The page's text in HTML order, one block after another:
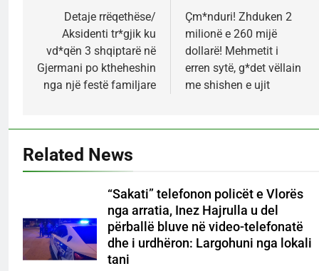
navigation
Detaje rrëqethëse/
Aksidenti tr*gjik ku
vd*qën 3 shqiptarë në
Gjermani po ktheheshin
nga një festë familjare
Çm*nduri! Zhduken 2
milionë e 260 mijë
dollarë! Mehmetit i
erren sytë, g*det vëllain
me shishen e ujit
Related News
“Sakati” telefonon policët e Vlorës
nga arratia, Inez Hajrulla u del
përballë bluve në video-telefonatë
dhe i urdhëron: Largohuni nga lokali
tani